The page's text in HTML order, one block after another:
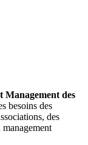
Management des
besoins des
des
management